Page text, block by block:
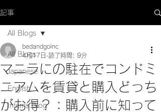
記事
All Blogs
Japanese
English
Interns Blog
All Blogs
マニラにの駐在でコンドミ
ニアムを賃貸と購入どっち
がお得？：購入前に知って
bedandgoinc
4月17日 読了時間: 9分